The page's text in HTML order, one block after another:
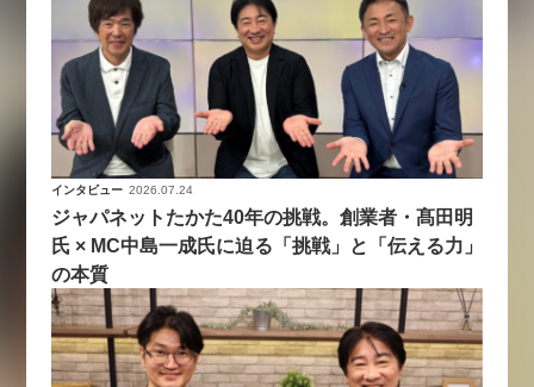
インタビュー 2026.07.24
ジャパネットたかた40年の挑戦。創業者・髙田明
氏 × MC中島一成氏に迫る「挑戦」と「伝える力」
の本質